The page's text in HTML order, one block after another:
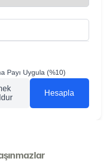
Payı Uygula (%10)
Hesapla